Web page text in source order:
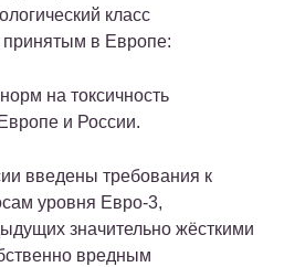
класс
принятым в Европе:
на токсичность
и России.
введены требования к
уровня Евро-3,
значительно жёсткими
вредным